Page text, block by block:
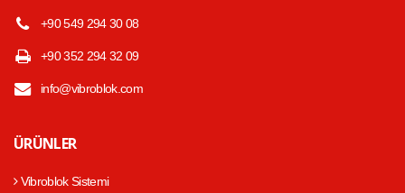
+90 549 294 30 08
+90 352 294 32 09
info@vibroblok.com
ÜRÜNLER
Vibroblok Sistemi